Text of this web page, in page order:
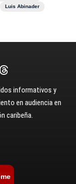
Luis Abinader
informativos y
en audiencia en
caribeña.